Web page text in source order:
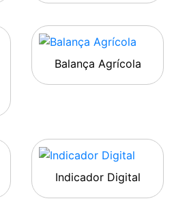
Balança Agrícola
Indicador Digital